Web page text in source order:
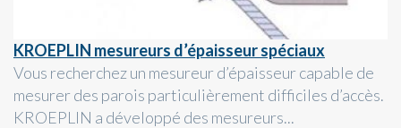
KROEPLIN mesureurs d’épaisseur spéciaux
Vous recherchez un mesureur d’épaisseur capable de
mesurer des parois particulièrement difficiles d’accès.
KROEPLIN a développé des mesureurs...